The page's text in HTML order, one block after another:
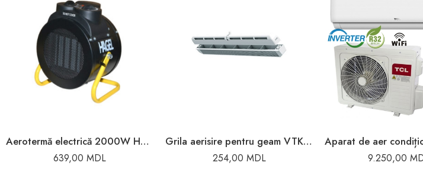
Aerotermă electrică 2000W Hagel
639,00 MDL
Grila aerisire pentru geam VTK0170 Ventika
254,00 MDL 9.250,00